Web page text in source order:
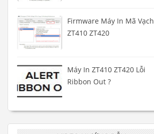
Firmware Máy In Mã Vạch
ZT410 ZT420
Máy In ZT410 ZT420 Lỗi
Ribbon Out ?